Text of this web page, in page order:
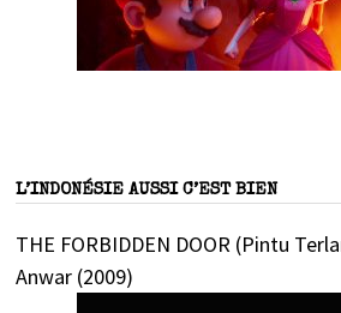
L’INDONÉSIE AUSSI C’EST BIEN
THE FORBIDDEN DOOR (Pintu
Anwar (2009)